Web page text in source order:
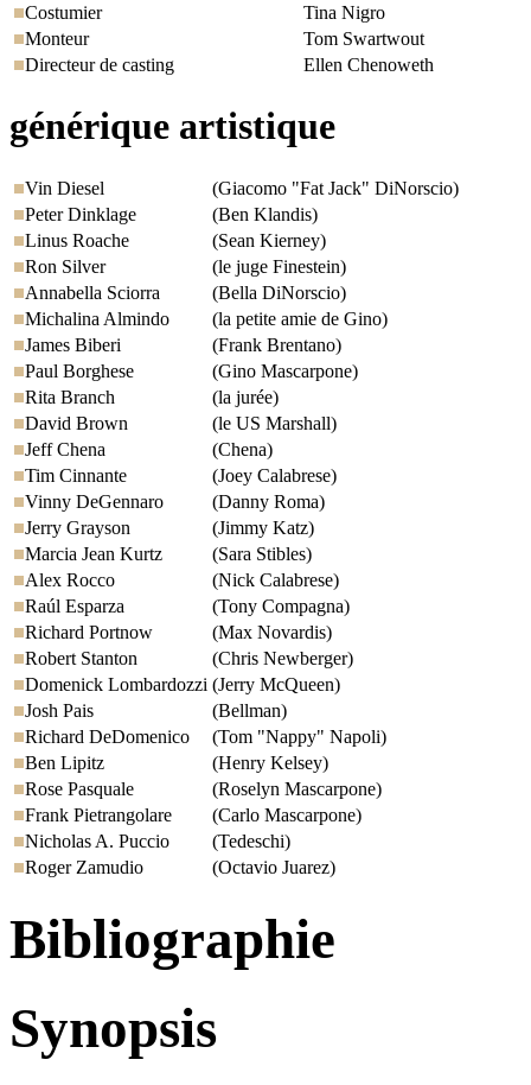
Costumier
Tina Nigro
Monteur
Tom Swartwout
Directeur de casting
Ellen Chenoweth
générique artistique
Vin Diesel
(Giacomo "Fat Jack" DiNorscio)
Peter Dinklage
(Ben Klandis)
Linus Roache
(Sean Kierney)
Ron Silver
(le juge Finestein)
Annabella Sciorra
(Bella DiNorscio)
Michalina Almindo
(la petite amie de Gino)
James Biberi
(Frank Brentano)
Paul Borghese
(Gino Mascarpone)
Rita Branch
(la jurée)
David Brown
(le US Marshall)
Jeff Chena
(Chena)
Tim Cinnante
(Joey Calabrese)
Vinny DeGennaro
(Danny Roma)
Jerry Grayson
(Jimmy Katz)
Marcia Jean Kurtz
(Sara Stibles)
Alex Rocco
(Nick Calabrese)
Raúl Esparza
(Tony Compagna)
Richard Portnow
(Max Novardis)
Robert Stanton
(Chris Newberger)
Domenick Lombardozzi (Jerry McQueen)
Josh Pais
(Bellman)
Richard DeDomenico
(Tom "Nappy" Napoli)
Ben Lipitz
(Henry Kelsey)
Rose Pasquale
(Roselyn Mascarpone)
Frank Pietrangolare
(Carlo Mascarpone)
Nicholas A. Puccio
(Tedeschi)
Roger Zamudio
(Octavio Juarez)
Bibliographie
Synopsis